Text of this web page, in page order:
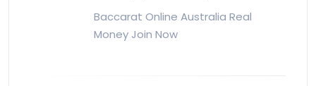
Baccarat Online Australia Real
Money Join Now